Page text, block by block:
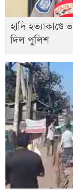
হাদি
দিল পুলিশ